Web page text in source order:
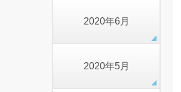
2020年6月
2020年5月